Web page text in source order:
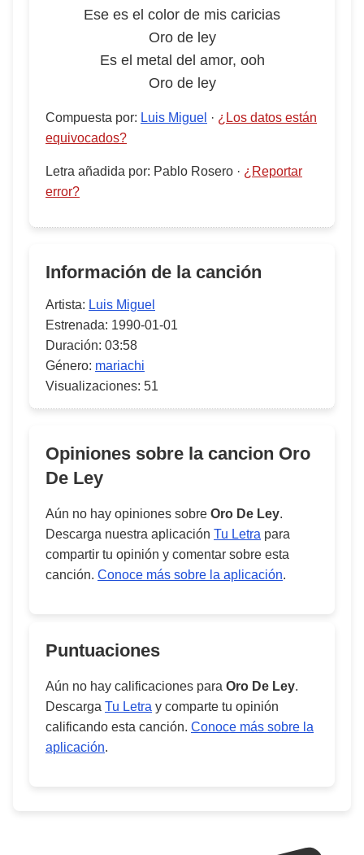
Ese es el color de mis caricias
Oro de ley
Es el metal del amor, ooh
Oro de ley
Compuesta por: Luis Miguel · ¿Los datos están
equivocados?
Letra añadida por: Pablo Rosero · ¿Reportar
error?
Información de la canción
Artista: Luis Miguel
Estrenada: 1990-01-01
Duración: 03:58
Género: mariachi
Visualizaciones: 51
Opiniones sobre la cancion Oro
De Ley
Aún no hay opiniones sobre Oro De Ley.
Descarga nuestra aplicación Tu Letra para
compartir tu opinión y comentar sobre esta
canción. Conoce más sobre la aplicación.
Puntuaciones
Aún no hay calificaciones para Oro De Ley.
Descarga Tu Letra y comparte tu opinión
calificando esta canción. Conoce más sobre la
aplicación.